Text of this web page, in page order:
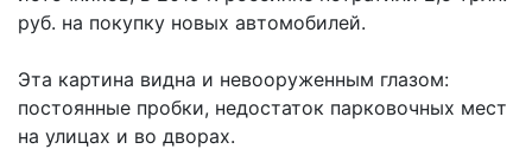
руб. на покупку новых автомобилей.
Эта картина видна и невооруженным глазом:
постоянные пробки, недостаток парковочных мест
на улицах и во дворах.